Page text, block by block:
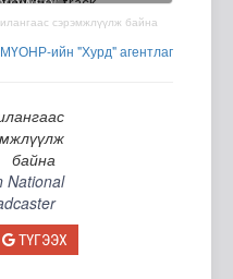
сэрэмжлүүлж байна
МҮОНР-ийн "Хурд" агентлаг
байна
National
ТҮГЭЭХ